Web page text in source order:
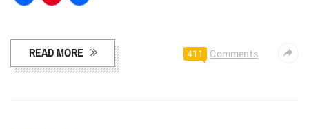
Facebook
Pinterest
Compartir
READ MORE 411 Comments